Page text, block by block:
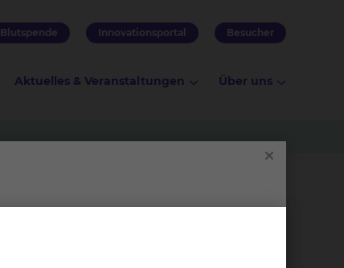
Blutspende Innovationsportal Besucher
Aktuelles & Veranstaltungen Über uns